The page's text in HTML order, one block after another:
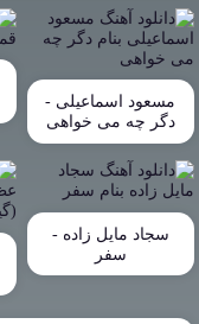
مسعود اسماعیلی -
دگر چه می خواهی
سجاد مایل زاده -
سفر